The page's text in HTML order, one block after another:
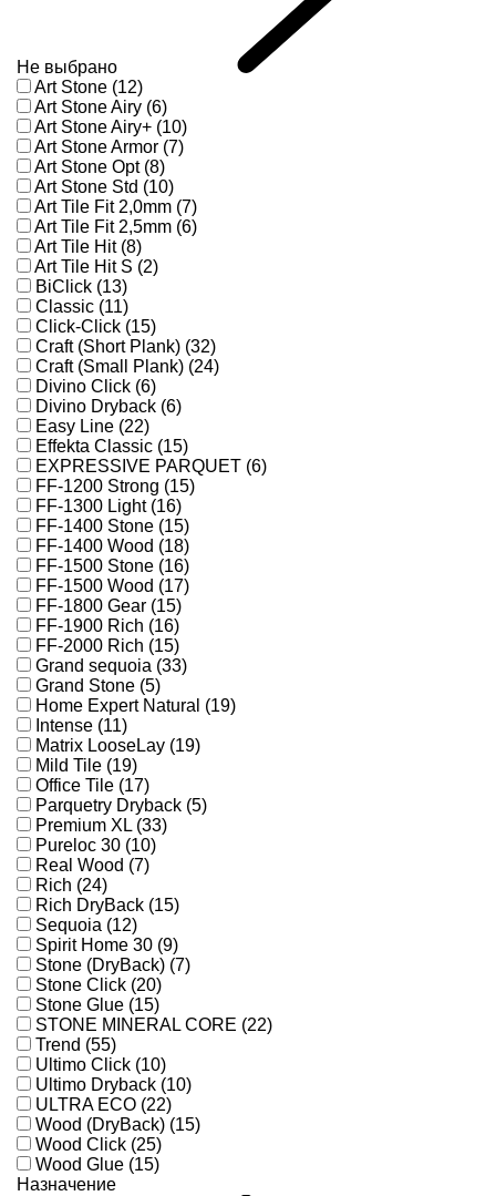
Не выбрано
Art Stone (12)
Art Stone Airy (6)
Art Stone Airy+ (10)
Art Stone Armor (7)
Art Stone Opt (8)
Art Stone Std (10)
Art Tile Fit 2,0mm (7)
Art Tile Fit 2,5mm (6)
Art Tile Hit (8)
Art Tile Hit S (2)
BiClick (13)
Classic (11)
Click-Click (15)
Craft (Short Plank) (32)
Craft (Small Plank) (24)
Divino Click (6)
Divino Dryback (6)
Easy Line (22)
Effekta Classic (15)
EXPRESSIVE PARQUET (6)
FF-1200 Strong (15)
FF-1300 Light (16)
FF-1400 Stone (15)
FF-1400 Wood (18)
FF-1500 Stone (16)
FF-1500 Wood (17)
FF-1800 Gear (15)
FF-1900 Rich (16)
FF-2000 Rich (15)
Grand sequoia (33)
Grand Stone (5)
Home Expert Natural (19)
Intense (11)
Matrix LooseLay (19)
Mild Tile (19)
Office Tile (17)
Parquetry Dryback (5)
Premium XL (33)
Pureloc 30 (10)
Real Wood (7)
Rich (24)
Rich DryBack (15)
Sequoia (12)
Spirit Home 30 (9)
Stone (DryBack) (7)
Stone Click (20)
Stone Glue (15)
STONE MINERAL CORE (22)
Trend (55)
Ultimo Click (10)
Ultimo Dryback (10)
ULTRA ECO (22)
Wood (DryBack) (15)
Wood Click (25)
Wood Glue (15)
Назначение